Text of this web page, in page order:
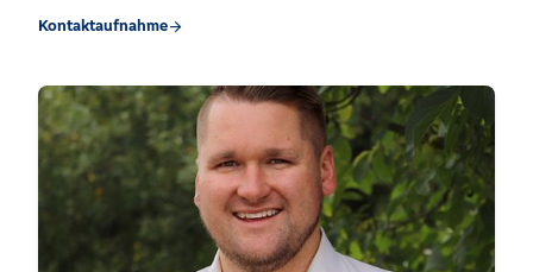
Kontaktaufnahmearrow_forward